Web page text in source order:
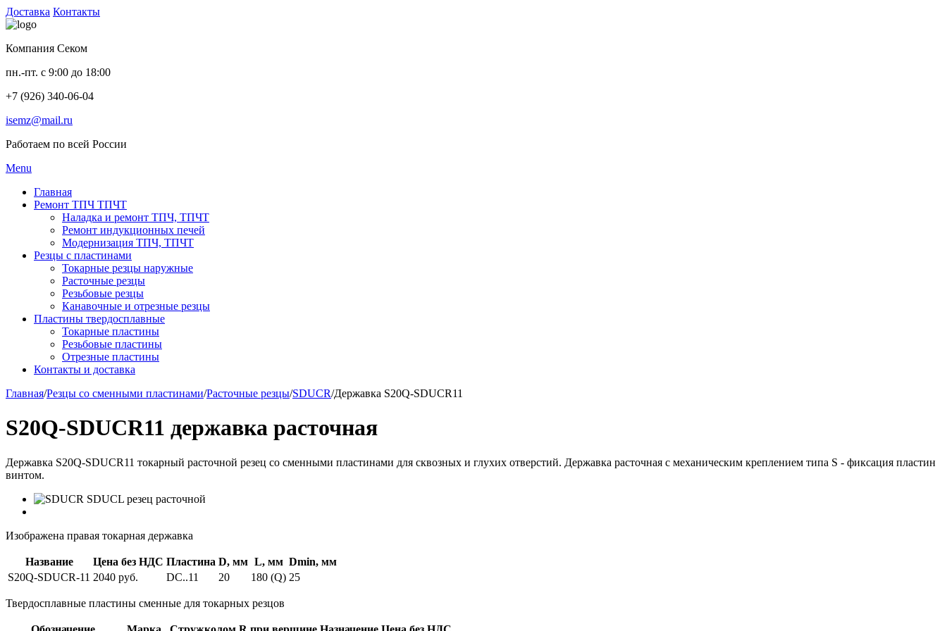
Доставка Контакты
Компания Секом
пн.-пт. с 9:00 до 18:00
+7 (926) 340-06-04
isemz@mail.ru
Работаем по всей России
Menu
Главная
Ремонт ТПЧ ТПЧТ
Наладка и ремонт ТПЧ, ТПЧТ
Ремонт индукционных печей
Модернизация ТПЧ, ТПЧТ
Резцы с пластинами
Токарные резцы наружные
Расточные резцы
Резьбовые резцы
Канавочные и отрезные резцы
Пластины твердосплавные
Токарные пластины
Резьбовые пластины
Отрезные пластины
Контакты и доставка
Главная/Резцы со сменными пластинами/Расточные резцы/SDUCR/Державка S20Q-SDUCR11
S20Q-SDUCR11 державка расточная
Державка S20Q-SDUCR11 токарный расточной резец со сменными пластинами для сквозных и глухих отверстий. Державка расточная с механическим креплением типа S - фиксация пластин
винтом.
Изображена правая токарная державка
Название Цена без НДС Пластина D, мм L, мм Dmin, мм
S20Q-SDUCR-11 2040 руб. DC..11 20 180 (Q) 25
Твердосплавные пластины сменные для токарных резцов